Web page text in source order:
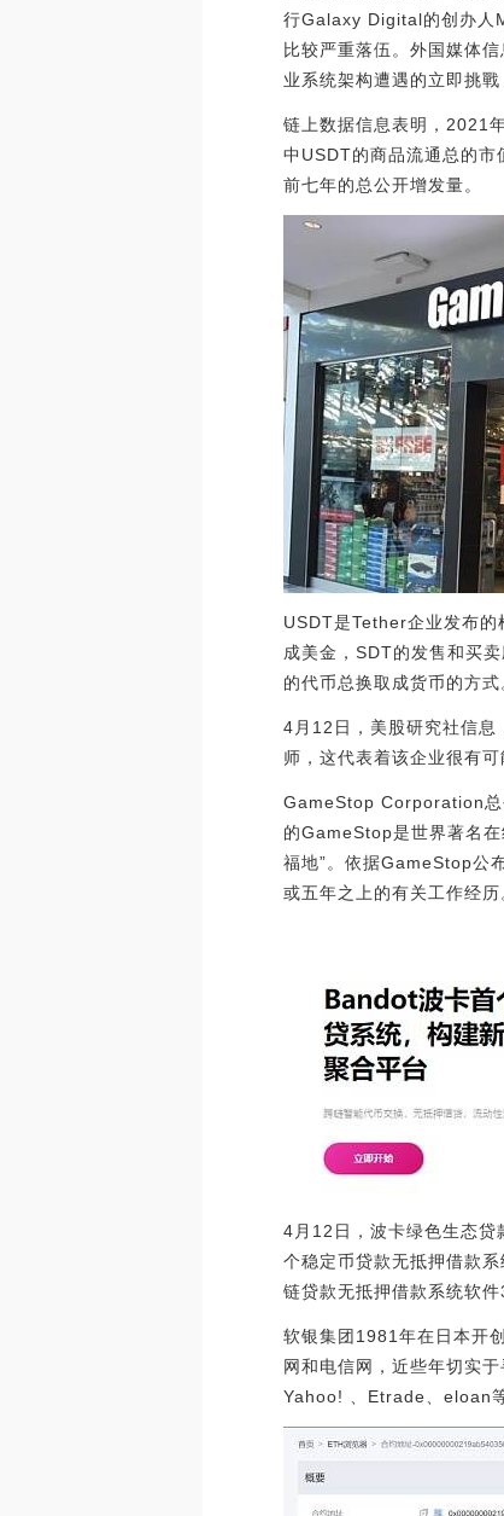
行Galaxy Digital的创办人
比较严重落伍。外国媒体
业系统架构遭遇的立即挑
链上数据信息表明，2021
中USDT的商品流通总的
前七年的总公开增发量。
USDT是Tether企业发布
成美金，SDT的发售和买
的代币总换取成货币的方式
4月12日，美股研究社信
师，这代表着该企业很有
GameStop Corporation总
的GameStop是世界著名
福地”。依据GameStop公
或五年之上的有关工作经历
4月12日，波卡绿色生态
个稳定币贷款无抵押借款
链贷款无抵押借款系统软
软银集团1981年在日本开
网和电信网，近些年切实
Yahoo! 、Etrade、eloan